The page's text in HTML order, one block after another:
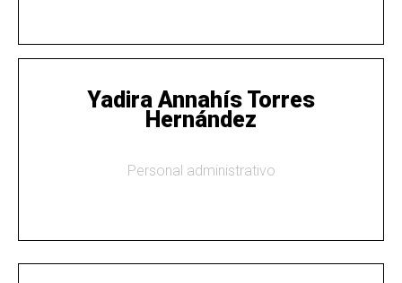
Yadira Annahís Torres
Hernández
Personal administrativo